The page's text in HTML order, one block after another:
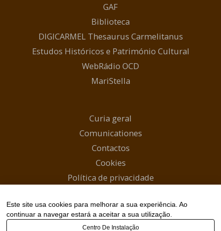
GAF
Biblioteca
DIGICARMEL Thesaurus Carmelitanus
Estudos Históricos e Património Cultural
WebRádio OCD
MariStella
Curia geral
Comunicationes
Contactos
Cookies
Política de privacidade
Canal WhatsApp
Este site usa cookies para melhorar a sua experiência. Ao
continuar a navegar estará a aceitar a sua utilização.
Centro De Instalação